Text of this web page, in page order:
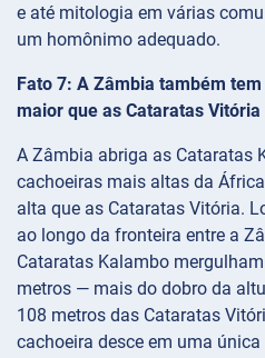
e até mitologia em várias
um homônimo adequado.
Fato 7: A Zâmbia também
maior que as Cataratas Vitória
A Zâmbia abriga as Cataratas
cachoeiras mais altas da
alta que as Cataratas Vitória.
ao longo da fronteira entre a
Cataratas Kalambo
metros — mais do dobro da
108 metros das Cataratas
cachoeira desce em uma